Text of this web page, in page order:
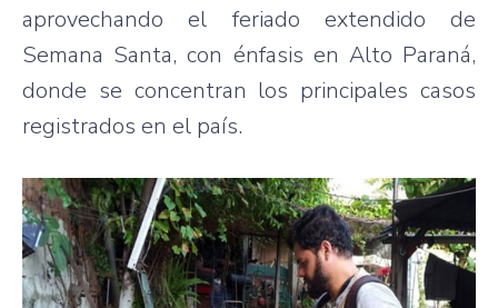
aprovechando el feriado extendido de
Semana Santa, con énfasis en Alto Paraná,
donde se concentran los principales casos
registrados en el país.